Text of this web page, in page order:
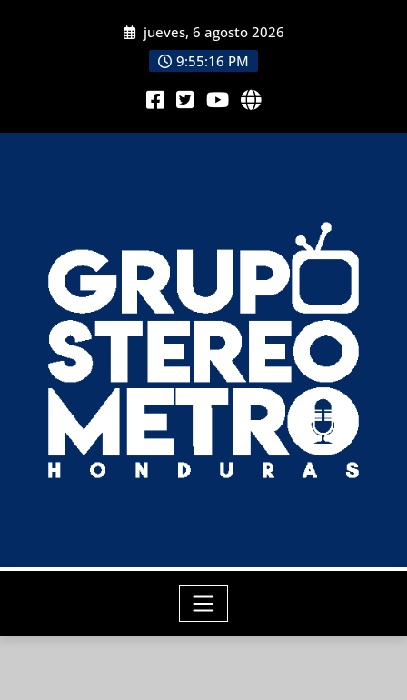
jueves, 6 agosto 2026
9:55:18 PM